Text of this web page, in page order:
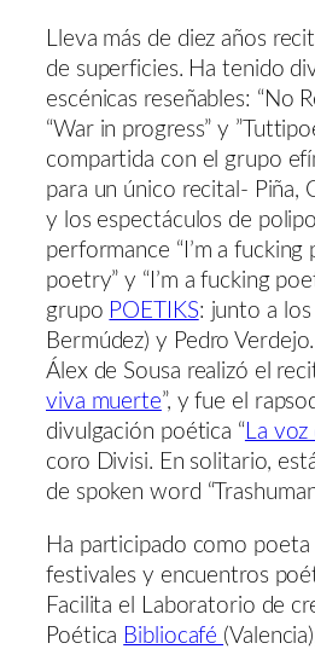
Lleva más de diez años
de superficies. Ha tenido
escénicas reseñables: “No
“War in progress” y
compartida con el grupo
para un único recital- Piña,
y los espectáculos de
performance “I’m a fucking
poetry” y “I’m a fucking
grupo POETIKS: junto a los
Bermúdez) y Pedro
Álex de Sousa realizó el
viva muerte”, y fue el
divulgación poética “ La
coro Divisi. En solitario,
de spoken word
Ha participado como poeta
festivales y encuentros
Facilita el Laboratorio de
Poética Bibliocafé